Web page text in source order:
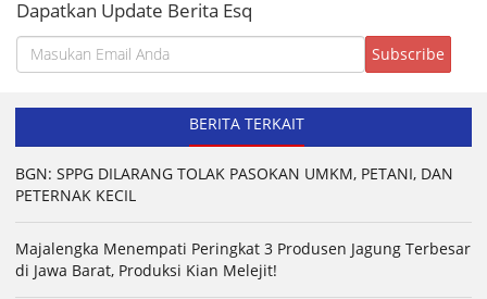
Dapatkan Update Berita Esq
BERITA TERKAIT
BGN: SPPG DILARANG TOLAK PASOKAN UMKM, PETANI, DAN
PETERNAK KECIL
Majalengka Menempati Peringkat 3 Produsen Jagung Terbesar
di Jawa Barat, Produksi Kian Melejit!